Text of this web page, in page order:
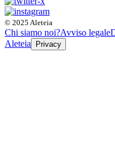
© 2025 Aleteia
Chi siamo noi?Avviso legale
Aleteia
Privacy